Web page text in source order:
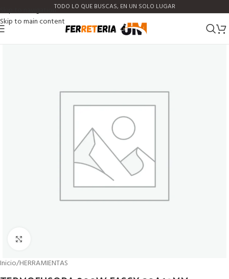
Skip to navigation
Skip to main content
TODO LO QUE BUSCAS, EN UN SOLO LUGAR
Inicio/HERRAMIENTAS